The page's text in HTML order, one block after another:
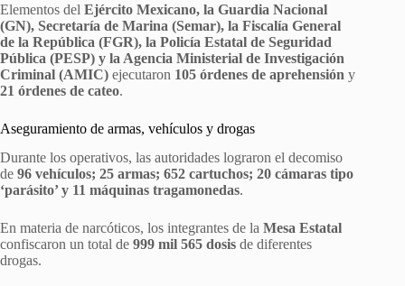
Elementos del Ejército Mexicano, la Guardia Nacional
(GN), Secretaría de Marina (Semar), la Fiscalía General
de la República (FGR), la Policía Estatal de Seguridad
Pública (PESP) y la Agencia Ministerial de Investigación
Criminal (AMIC) ejecutaron 105 órdenes de aprehensión y
21 órdenes de cateo.
Aseguramiento de armas, vehículos y drogas
Durante los operativos, las autoridades lograron el decomiso
de 96 vehículos; 25 armas; 652 cartuchos; 20 cámaras tipo
‘parásito’ y 11 máquinas tragamonedas.
En materia de narcóticos, los integrantes de la Mesa Estatal
confiscaron un total de 999 mil 565 dosis de diferentes
drogas.